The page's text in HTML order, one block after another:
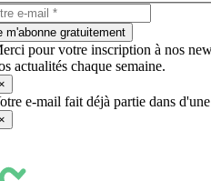
m'abonne gratuitement
pour votre inscription à nos
actualités chaque semaine.
e-mail fait déjà partie dans